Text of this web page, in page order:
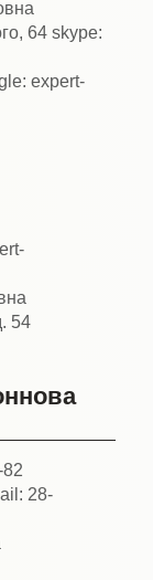
64 skype:
expert-
54
28-